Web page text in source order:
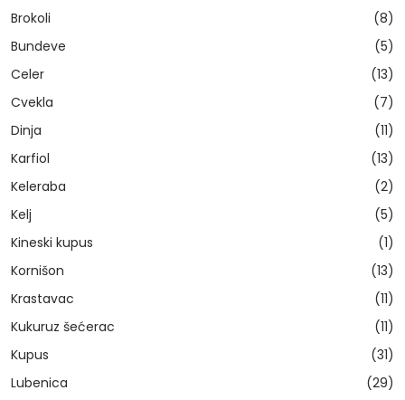
Brokoli
(8)
Bundeve
(5)
Celer
(13)
Cvekla
(7)
Dinja
(11)
Karfiol
(13)
Keleraba
(2)
Kelj
(5)
Kineski kupus
(1)
Kornišon
(13)
Krastavac
(11)
Kukuruz šećerac
(11)
Kupus
(31)
Lubenica
(29)